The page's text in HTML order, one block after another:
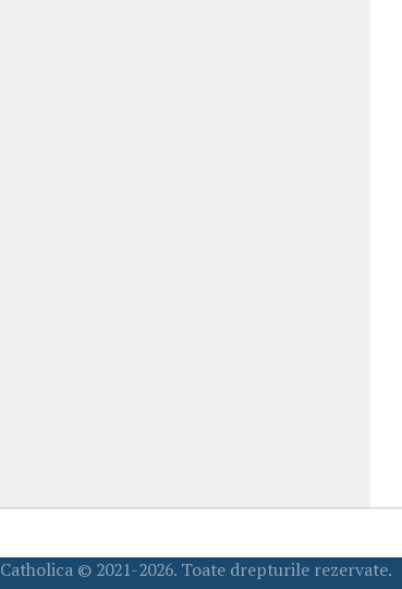
Catholica © 2021-2026. Toate drepturile rezervate.